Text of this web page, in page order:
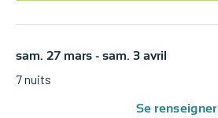
sam. 27 mars - sam. 3 avril
7 nuits
Se renseigner